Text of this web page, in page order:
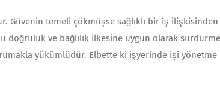
temeli çökmüşse sağlıklı bir iş
ve bağlılık ilkesine uygun olarak
yükümlüdür. Elbette ki işyerinde işi yönetme